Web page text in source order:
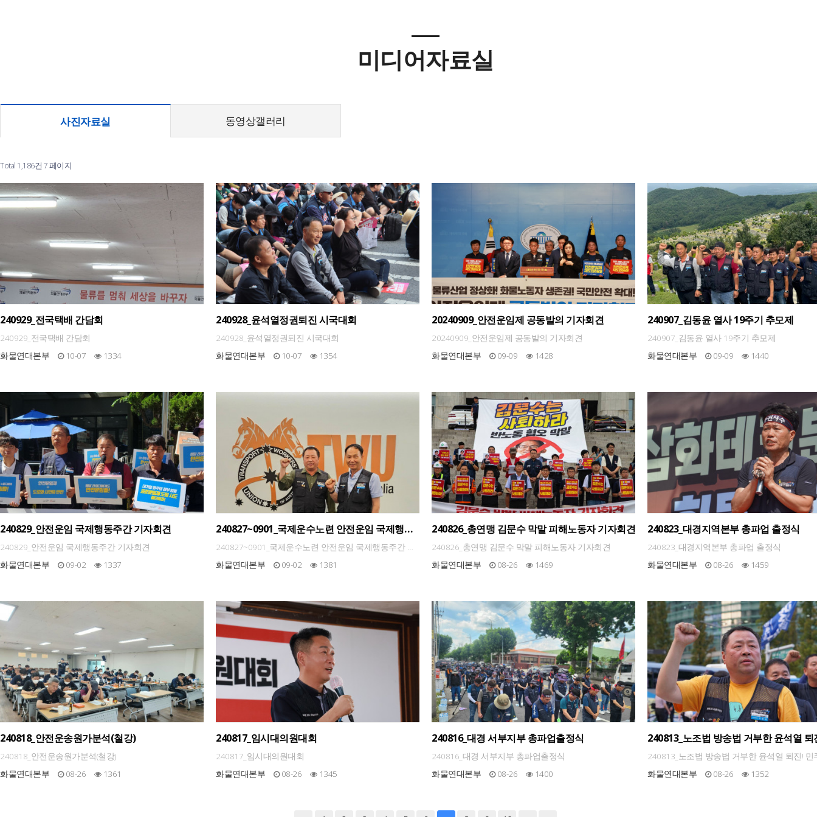
미디어자료실
사진자료실 동영상갤러리
Total 1,186건 7 페이지
240929_전국택배 간담회
240929_전국택배 간담회
화물연대본부
10-07 1334
240928_윤석열정권퇴진 시국대회
240928_윤석열정권퇴진 시국대회
화물연대본부
10-07 1354
20240909_안전운임제 공동발의 기자회견
20240909_안전운임제 공동발의 기자회견
화물연대본부
09-09 1428
240907_김동윤 열사 19주기 추모제
240907_김동윤 열사 19주기 추모제
화물연대본부
09-09 1440
240829_안전운임 국제행동주간 기자회견
240829_안전운임 국제행동주간 기자회견
화물연대본부
09-02 1337
240827~0901_국제운수노련 안전운임 국제행동
주간 호주 방문 공식 일정
240827~0901_국제운수노련 안전운임 국제행동주간 호
화물연대본부 09-02 1381
240826_총연맹 김문수 막말 피해노동자 기자회견
240826_총연맹 김문수 막말 피해노동자 기자회견
화물연대본부
08-26 1469
240823_대경지역본부 총파업 출정식
240823_대경지역본부 총파업 출정식
화물연대본부
08-26 1459
240818_안전운송원가분석(철강)
240818_안전운송원가분석(철강)
화물연대본부
08-26 1361
240817_임시대의원대회
240817_임시대의원대회
화물연대본부
08-26 1345
240816_대경 서부지부 총파업출정식
240816_대경 서부지부 총파업출정식
화물연대본부
08-26 1400
240813_노조법 방송법 거부한 윤석열 퇴
노총 결의대회
240813_노조법 방송법 거부한 윤석열 퇴진! 민
화물연대본부 08-26 1352